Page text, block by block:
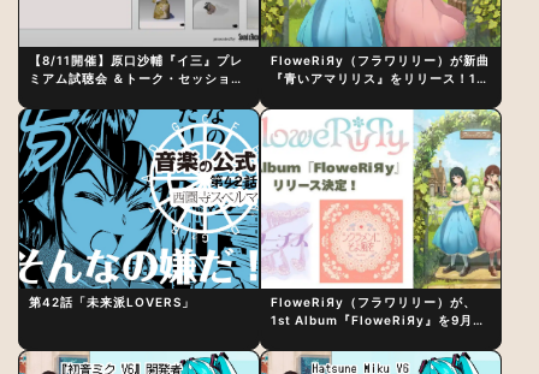
【8/11開催】原口沙輔『イ三』プレ
ミアム試聴会 ＆トーク・セッション
制作秘話
FloweRiЯy（フラワリリー）が新曲
『青いアマリリス』をリリース！1st
第42話「未来派LOVERS」
FloweRiЯy（フラワリリー）が、
1st Album『FloweRiЯy』を9月23